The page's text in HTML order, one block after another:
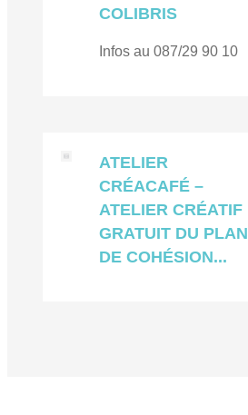
COLIBRIS
Infos au 087/29 90 10
ATELIER
CRÉACAFÉ –
ATELIER CRÉATIF
GRATUIT DU PLAN
DE COHÉSION...